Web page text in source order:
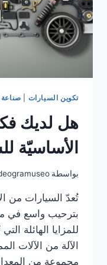
تكوين السيارات
هل لديك
الأساسيّة
بواسطة
تُعدّ السيارات من
بترحيب واسع في
للمزايا الهائلة
الآلة من الآلات
مجموعة من